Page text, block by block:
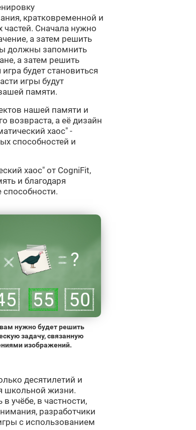
кратковременной и
частей. Сначала нужно
а затем решить
должны запомнить
а затем решить
будет становиться
игры будут
памяти.
нашей памяти и
возвраста, а её дизайн
хаос" -
способностей и
хаос" от CogniFit,
и благодаря
нужно будет решить
задачу, связанную
изображений.
десятилетий и
школьной жизни.
учёбе, в частности,
разработчики
с использованием